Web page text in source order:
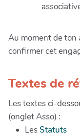
Au moment de ton
confirmer cet
Textes de
Les textes ci-
(onglet Asso) :
LesStatuts